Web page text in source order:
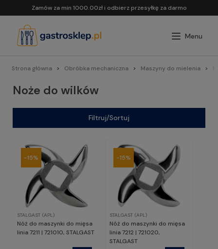
Zamów za min 1000.00zł i odbierz przesyłkę za darmo
Strona główna Obróbka mechaniczna Maszyny do mielenia
Noże do wilków
Filtruj/Sortuj
STALGAST (APL)
Nóż do maszynki do mięsa
linia 7211 | 721010, STALGAST
-15%
STALGAST (APL)
Nóż do maszynki do mięsa
linia 7212 | 721020,
STALGAST
-15%